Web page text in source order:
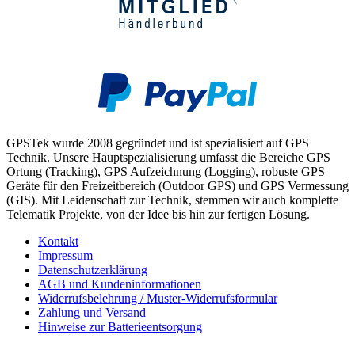
GPSTek wurde 2008 gegründet und ist spezialisiert auf GPS
Technik. Unsere Hauptspezialisierung umfasst die Bereiche GPS
Ortung (Tracking), GPS Aufzeichnung (Logging), robuste GPS
Geräte für den Freizeitbereich (Outdoor GPS) und GPS Vermessung
(GIS). Mit Leidenschaft zur Technik, stemmen wir auch komplette
Telematik Projekte, von der Idee bis hin zur fertigen Lösung.
Kontakt
Impressum
Datenschutzerklärung
AGB und Kundeninformationen
Widerrufsbelehrung / Muster-Widerrufsformular
Zahlung und Versand
Hinweise zur Batterieentsorgung